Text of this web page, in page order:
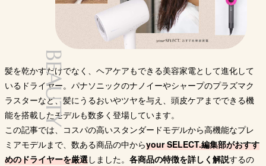
BEAUTY
髪を乾かすだけでなく、ヘアケアもできる美容家電として進化して
いるドライヤー。パナソニックのナノイーやシャープのプラズマク
ラスターなど、髪にうるおいやツヤを与え、頭皮ケアまでできる機
能を搭載したモデルも数多く登場しています。
この記事では、コスパの高いスタンダードモデルから高機能なプレ
ミアモデルまで、数ある商品の中からyour SELECT.編集部がおすす
めのドライヤーを厳選しました。 各商品の特徴を詳しく解説するの
1.6㎥／分（風量
約0.9㎥／分
通常時の最高温度：
約105℃
スカルプモード時：
約55℃
温風モード時：約
95℃（HOT時／室
温30℃の時）
約60℃（室温30℃
の時）
ヘアケア機
能
自動温度調整、マイ
ナスイオン
高浸透ナノイー、ミ
ネラル、マイナスイ
オン、静電気抑制、
ナノイーイオンチャ
ージPLUS、UVケア
おすすめの
人
早く乾かしたい人
髪の乾燥が気になる
人
髪のまとまりを重視
する人
髪のパ
りが気